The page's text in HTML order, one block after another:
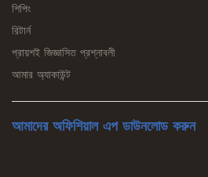
শিপিং
রিটার্ন
প্রায়শই জিজ্ঞাসিত প্রশ্নাবলী
আমার অ্যাকাউন্ট
আমাদের অফিশিয়াল এপ ডাউনলোড করুন